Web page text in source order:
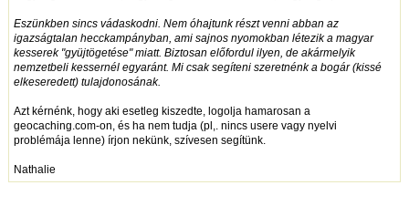
Eszünkben sincs vádaskodni. Nem óhajtunk részt venni abban az
igazságtalan hecckampányban, ami sajnos nyomokban létezik a magyar
kesserek "gyüjtögetése" miatt. Biztosan előfordul ilyen, de akármelyik
nemzetbeli kessernél egyaránt. Mi csak segíteni szeretnénk a bogár (kissé
elkeseredett) tulajdonosának.
Azt kérnénk, hogy aki esetleg kiszedte, logolja hamarosan a
geocaching.com-on, és ha nem tudja (pl,. nincs usere vagy nyelvi
problémája lenne) írjon nekünk, szívesen segítünk.
Nathalie